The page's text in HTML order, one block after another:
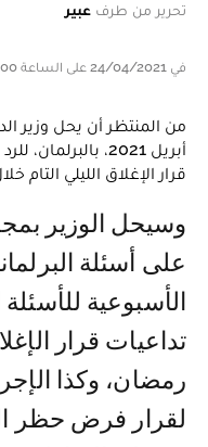
تحرير من طرف عبير
في 24/04/2021 على الساعة 09:00
أبريل 2021،
قرار الإغلاق الليلي
وسيحل الوزير بمجلس النواب، حيث سيرد
على أسئلة
الأسبوعية
تداعيات قرار
رمضان، وكذا
لقرار فرض حظر